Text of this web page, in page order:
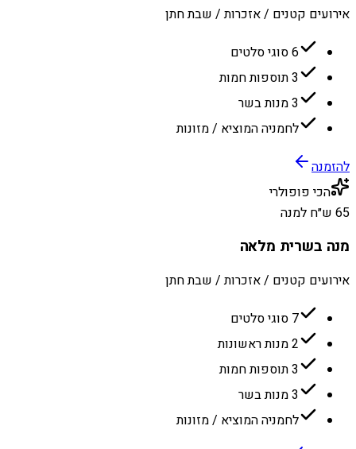
אירועים קטנים / אזכרות / שבת חתן
6 סוגי סלטים
3 תוספות חמות
3 מנות בשר
לחמניה המוציא / מזונות
להזמנה
הכי פופולרי
65 ש״ח למנה
מנה בשרית מלאה
אירועים קטנים / אזכרות / שבת חתן
7 סוגי סלטים
2 מנות ראשונות
3 תוספות חמות
3 מנות בשר
לחמניה המוציא / מזונות